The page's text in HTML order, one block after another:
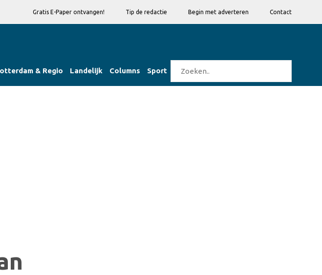
Gratis E-Paper ontvangen! Tip de redactie Begin met adverteren Contact
& Regio Landelijk Columns Sport